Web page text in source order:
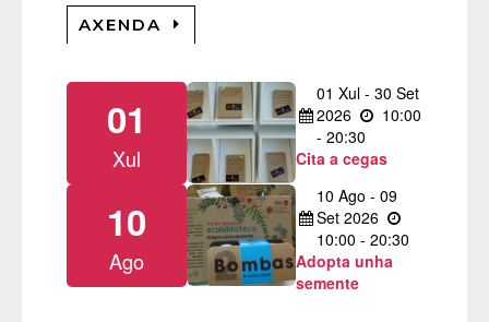
AXENDA
01
Xul
01 Xul- 30 Set
2026
10:00
- 20:30
Cita a cegas
10
Ago
10 Ago- 09
Set 2026
10:00 - 20:30
Adopta unha
semente